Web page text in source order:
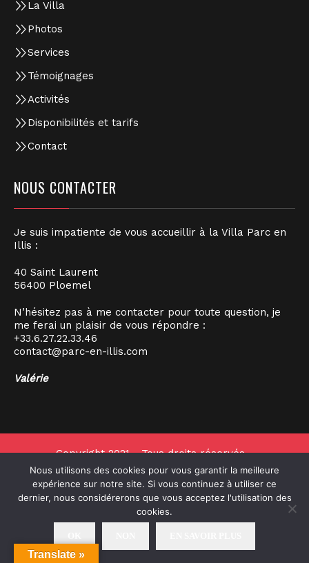
La Villa
Photos
Services
Témoignages
Activités
Disponibilités et tarifs
Contact
NOUS CONTACTER
Je suis impatiente de vous accueillir à la Villa Parc en
Illis :
40 Saint Laurent
56400 Ploemel
N’hésitez pas à me contacter pour toute question, je
me ferai un plaisir de vous répondre :
+33.6.27.22.33.46
contact@parc-en-illis.com
Valérie
Copyright 2021 - Tous droits réservés -
Parc en Illis - Mentions légales
Translate »
Nous utilisons des cookies pour vous garantir la meilleure
expérience sur notre site. Si vous continuez à utiliser ce
dernier, nous considérerons que vous acceptez l'utilisation des
cookies.